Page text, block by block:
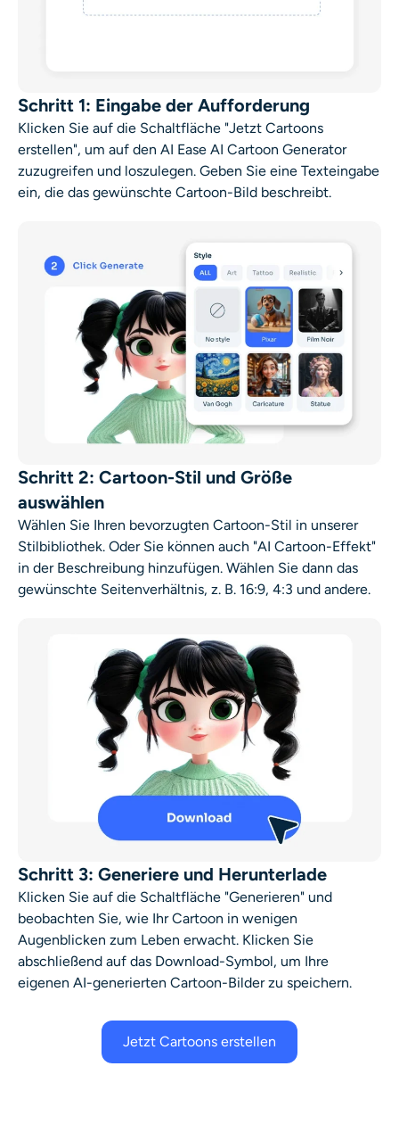
Schritt 1: Eingabe der Aufforderung
Klicken Sie auf die Schaltfläche "Jetzt Cartoons
erstellen", um auf den AI Ease AI Cartoon Generator
zuzugreifen und loszulegen. Geben Sie eine Texteingabe
ein, die das gewünschte Cartoon-Bild beschreibt.
Schritt 2: Cartoon-Stil und Größe
auswählen
Wählen Sie Ihren bevorzugten Cartoon-Stil in unserer
Stilbibliothek. Oder Sie können auch "AI Cartoon-Effekt"
in der Beschreibung hinzufügen. Wählen Sie dann das
gewünschte Seitenverhältnis, z. B. 16:9, 4:3 und andere.
Schritt 3: Generiere und Herunterlade
Klicken Sie auf die Schaltfläche "Generieren" und
beobachten Sie, wie Ihr Cartoon in wenigen
Augenblicken zum Leben erwacht. Klicken Sie
abschließend auf das Download-Symbol, um Ihre
eigenen AI-generierten Cartoon-Bilder zu speichern.
Jetzt Cartoons erstellen